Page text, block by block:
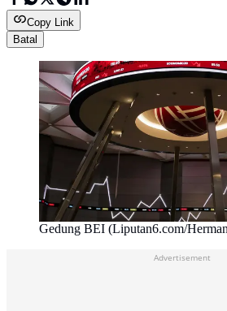
Copy Link
Batal
Gedung BEI (Liputan6.com/
Advertisement